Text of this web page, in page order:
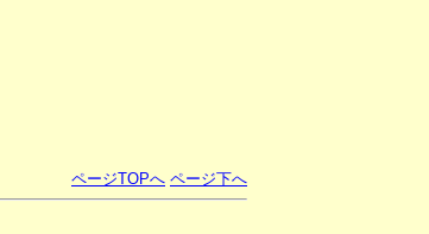
ページTOPへ ページ下へ